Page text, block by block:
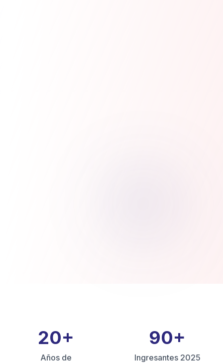
20+
Años de
90+
Ingresantes 2025